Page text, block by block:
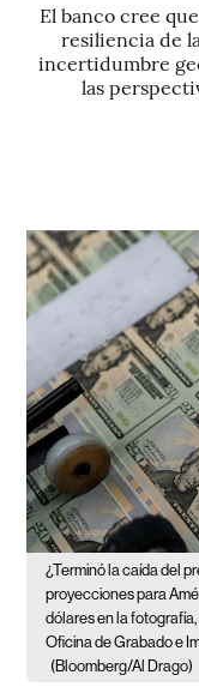
El banco cree
resiliencia de
incertidumbre
las
¿Terminó la caída del
proyecciones para
dólares en la
Oficina de Grabado e
(Bloomberg/Al Drago)